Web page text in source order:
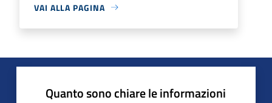
VAI ALLA PAGINA
Quanto sono chiare le informazioni